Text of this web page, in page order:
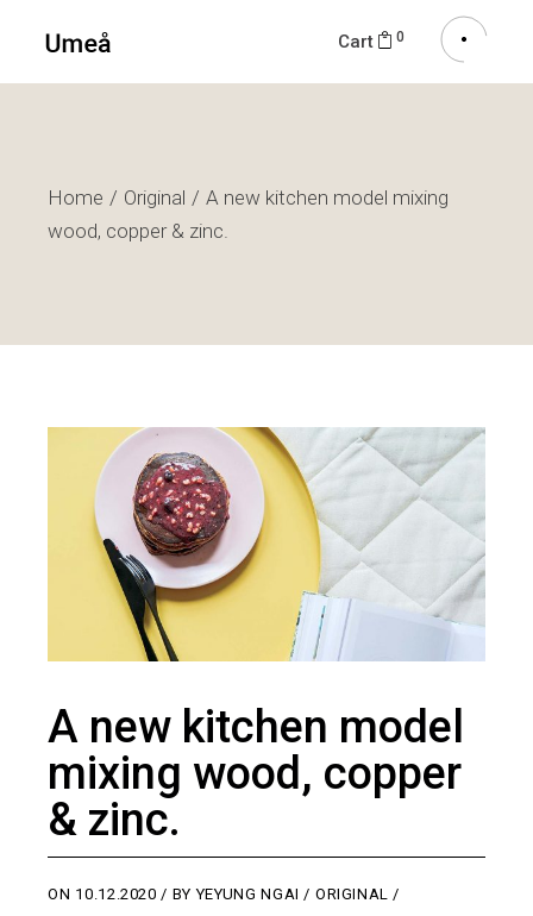
Cart 0
Home Original
A new kitchen model mixing
wood, copper & zinc.
A new kitchen model
mixing wood, copper
& zinc.
ON 10.12.2020 BYYEYUNG NGAI
ORIGINAL